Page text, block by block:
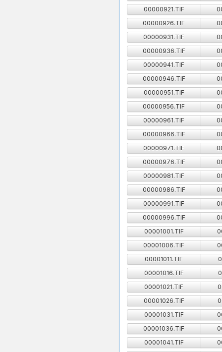
00000921.TIF
00000926.TIF
00000931.TIF
00000936.TIF
00000941.TIF
00000946.TIF
00000951.TIF
00000956.TIF
00000961.TIF
00000966.TIF
00000971.TIF
00000976.TIF
00000981.TIF
00000986.TIF
00000991.TIF
00000996.TIF
00001001.TIF
00001006.TIF
00001011.TIF
00001016.TIF
00001021.TIF
00001026.TIF
00001031.TIF
00001036.TIF
00001041.TIF